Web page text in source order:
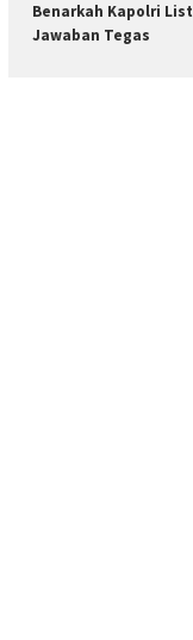
Benarkah Kapolri
Jawaban Tegas